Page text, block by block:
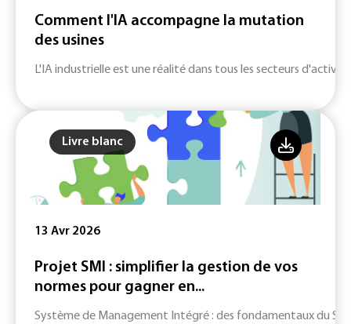
Comment l'IA accompagne la mutation
des usines
L'IA industrielle est une réalité dans tous les secteurs
Livre blanc
13 Avr 2026
Projet SMI : simplifier la gestion de vos
normes pour gagner en...
Système de Management Intégré : des fondamentaux du